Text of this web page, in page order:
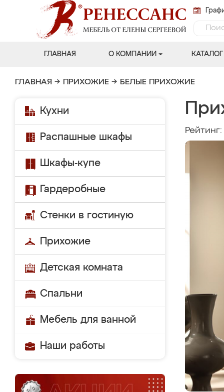
ГЛАВНАЯ О КОМПАНИИ КАТАЛОГ
ГЛАВНАЯ → ПРИХОЖИЕ → БЕЛЫЕ ПРИХОЖИЕ
Кухни
Распашные шкафы
Шкафы-купе
Гардеробные
Стенки в гостиную
Прихожие
Детская комната
Спальни
Мебель для ванной
Наши работы
Рейтинг: